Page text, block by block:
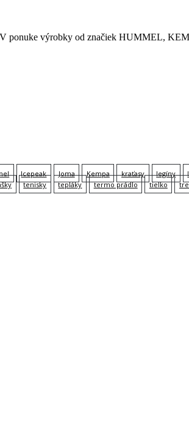
V ponuke výrobky od značiek HUMMEL,
Icepeak Joma Kempa kraťasy legíny
tenisky tepláky termo prádlo tielko